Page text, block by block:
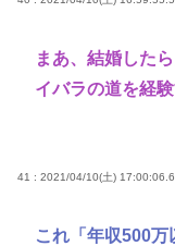
まあ、結婚した
イバラの道を経
41 : 2021/04/10(土)
これ「年収500万